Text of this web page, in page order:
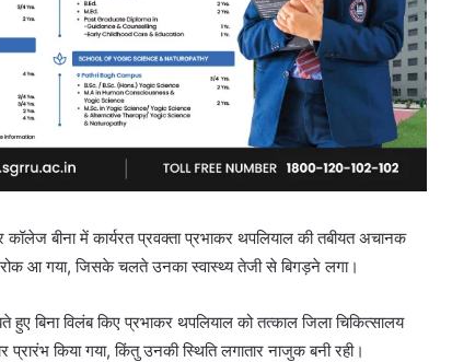
बीना में कार्यरत प्रवक्ता प्रभाकर थपलियाल की तबीयत अचानक
आ गया, जिसके चलते उनका स्वास्थ्य तेजी से बिगड़ने लगा।
हुए बिना विलंब किए प्रभाकर थपलियाल को तत्काल जिला चिकित्सालय
प्रारंभ किया गया, किंतु उनकी स्थिति लगातार नाजुक बनी रही।